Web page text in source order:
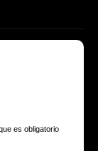
es obligatorio